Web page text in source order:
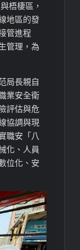
梧棲區，
地區的發
管進程
管理，為
局長親自
業安全衛
評估與危
協調與現
職安「八
化、人員
位化、安